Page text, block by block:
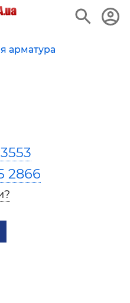
арматура
2866